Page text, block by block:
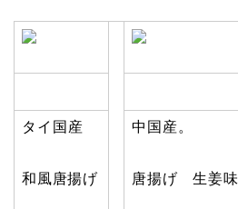
タイ国産
和風唐揚げ
中国産。
唐揚げ 生姜味